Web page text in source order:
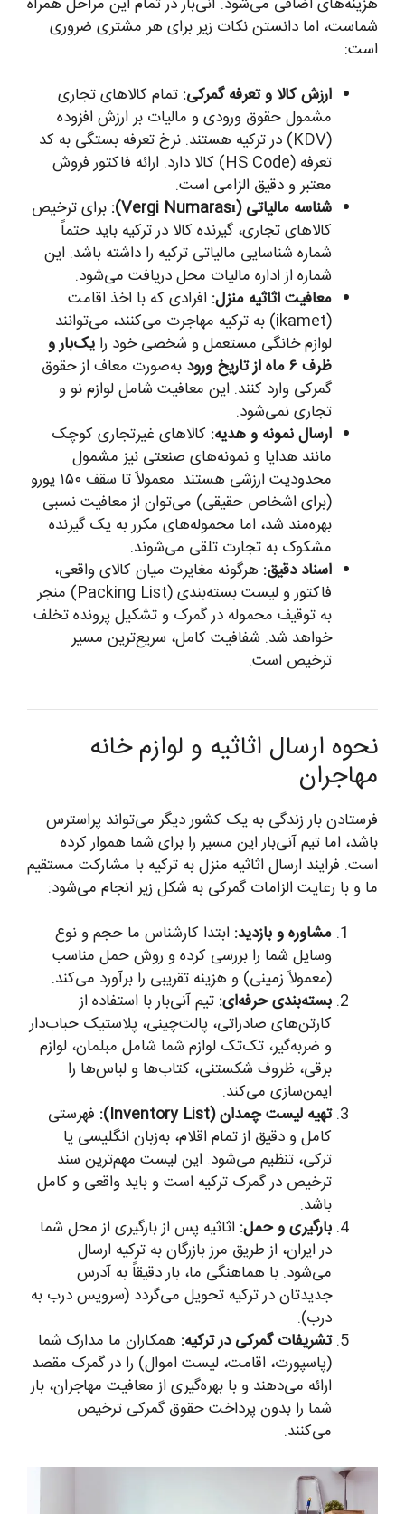
شماست، اما دانستن نکات زیر برای هر مشتری ضروری
است:
ارزش کالا و تعرفه گمرکی: تمام کالاهای تجاری
مشمول حقوق ورودی و مالیات بر ارزش افزوده
(KDV) در ترکیه هستند. نرخ تعرفه بستگی به کد
تعرفه (HS Code) کالا دارد. ارائه فاکتور فروش
معتبر و دقیق الزامی است.
شناسه مالیاتی (Vergi Numarası):
برای ترخیص
کالاهای تجاری، گیرنده کالا در ترکیه باید حتماً
شماره شناسایی مالیاتی ترکیه را داشته باشد. این
شماره از اداره مالیات محل دریافت می‌شود.
معافیت اثاثیه منزل: افرادی که با اخذ اقامت
(ikamet) به ترکیه مهاجرت می‌کنند، می‌توانند
لوازم خانگی مستعمل و شخصی خود رایک‌بار و
ظرف ۶ ماه از تاریخ ورود
به‌صورت معاف از حقوق
گمرکی وارد کنند. این معافیت شامل لوازم نو و
تجاری نمی‌شود.
ارسال نمونه و هدیه: کالاهای غیرتجاری کوچک
مانند هدایا و نمونه‌های صنعتی نیز مشمول
محدودیت ارزشی هستند. معمولاً تا سقف ۱۵۰ یورو
(برای اشخاص حقیقی) می‌توان از معافیت نسبی
بهره‌مند شد، اما محموله‌های مکرر به یک گیرنده
مشکوک به تجارت تلقی می‌شوند.
اسناد دقیق: هرگونه مغایرت میان کالای واقعی،
فاکتور و لیست بسته‌بندی (Packing List) منجر
به توقیف محموله در گمرک و تشکیل پرونده تخلف
خواهد شد. شفافیت کامل، سریع‌ترین مسیر
ترخیص است.
نحوه ارسال اثاثیه و لوازم خانه
مهاجران
فرستادن بار زندگی به یک کشور دیگر می‌تواند پراسترس
باشد، اما تیم آنی‌بار این مسیر را برای شما هموار کرده
است. فرایند ارسال اثاثیه منزل به ترکیه با مشارکت مستقیم
ما و با رعایت الزامات گمرکی به شکل زیر انجام می‌شود:
مشاوره و بازدید: ابتدا کارشناس ما حجم و نوع
وسایل شما را بررسی کرده و روش حمل مناسب
(معمولاً زمینی) و هزینه تقریبی را برآورد می‌کند.
بسته‌بندی حرفه‌ای: تیم آنی‌بار با استفاده از
کارتن‌های صادراتی، پالت‌چینی، پلاستیک حباب‌دار
و ضربه‌گیر، تک‌تک لوازم شما شامل مبلمان، لوازم
برقی، ظروف شکستنی، کتاب‌ها و لباس‌ها را
ایمن‌سازی می‌کند.
تهیه لیست چمدان (Inventory List):
فهرستی
کامل و دقیق از تمام اقلام، به‌زبان انگلیسی یا
ترکی، تنظیم می‌شود. این لیست مهم‌ترین سند
ترخیص در گمرک ترکیه است و باید واقعی و کامل
باشد.
بارگیری و حمل: اثاثیه پس از بارگیری از محل شما
در ایران، از طریق مرز بازرگان به ترکیه ارسال
می‌شود. با هماهنگی ما، بار دقیقاً به آدرس
جدیدتان در ترکیه تحویل می‌گردد (سرویس درب به
درب).
تشریفات گمرکی در ترکیه: همکاران ما مدارک شما
(پاسپورت، اقامت، لیست اموال) را در گمرک مقصد
ارائه می‌دهند و با بهره‌گیری از معافیت مهاجران، بار
شما را بدون پرداخت حقوق گمرکی ترخیص
می‌کنند.